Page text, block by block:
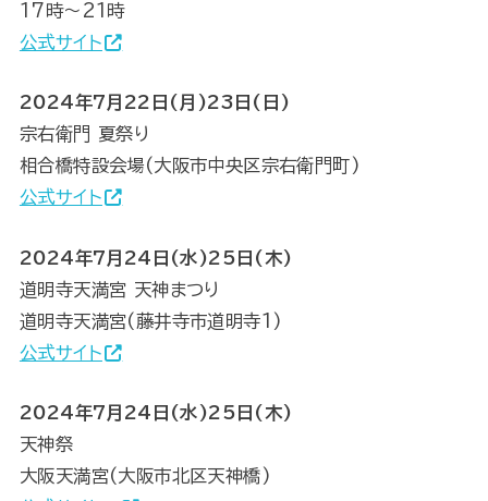
17時～21時
公式サイト
2024年7月22日(月)23日(日)
宗右衛門 夏祭り
相合橋特設会場(大阪市中央区宗右衛門町)
公式サイト
2024年7月24日(水)25日(木)
道明寺天満宮 天神まつり
道明寺天満宮(藤井寺市道明寺1)
公式サイト
2024年7月24日(水)25日(木)
天神祭
大阪天満宮(大阪市北区天神橋)